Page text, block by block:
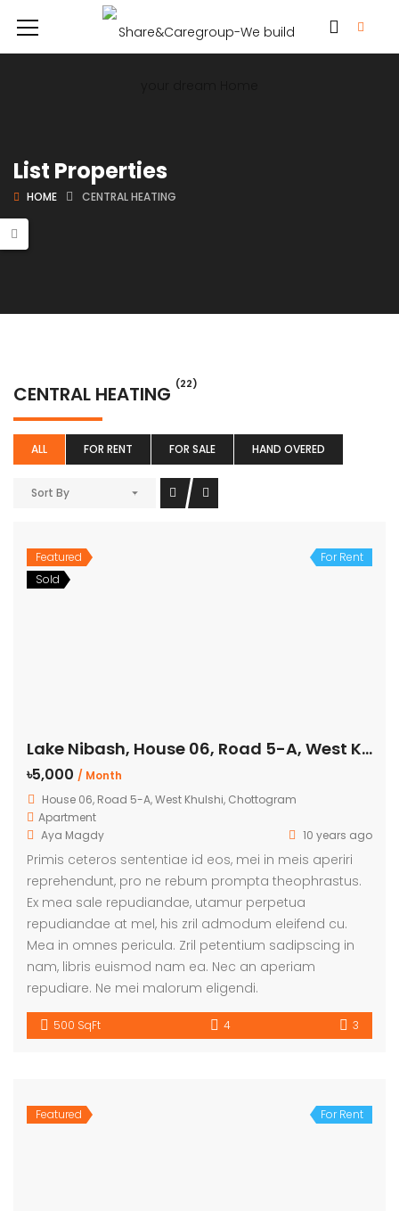
List Properties
HOME CENTRAL HEATING
CENTRAL HEATING (22)
ALL FOR RENT FOR SALE HAND OVERED
Sort By
Featured
Sold
For Rent
Lake Nibash, House 06, Road 5-A, West Khulshi, Chottogram
৳5,000 / Month
House 06, Road 5-A, West Khulshi, Chottogram
Apartment
Aya Magdy
10 years ago
Primis ceteros sententiae id eos, mei in meis aperiri
reprehendunt, pro ne rebum prompta theophrastus.
Ex mea sale repudiandae, utamur perpetua
repudiandae at mel, his zril admodum eleifend cu.
Mea in omnes pericula. Zril petentium sadipscing in
nam, libris euismod nam ea. Nec an aperiam
repudiare. Ne mei malorum eligendi.
500 SqFt 4 3
Featured For Rent